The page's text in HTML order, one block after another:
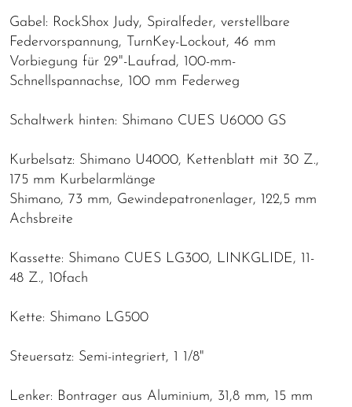
Gabel: RockShox Judy, Spiralfeder, verstellbare
Federvorspannung, TurnKey-Lockout, 46 mm
Vorbiegung für 29"-Laufrad, 100-mm-
Schnellspannachse, 100 mm Federweg
Schaltwerk hinten: Shimano CUES U6000 GS
Kurbelsatz: Shimano U4000, Kettenblatt mit 30 Z.,
175 mm Kurbelarmlänge
Shimano, 73 mm, Gewindepatronenlager, 122,5 mm
Achsbreite
Kassette: Shimano CUES LG300, LINKGLIDE, 11-
48 Z., 10fach
Kette: Shimano LG500
Steuersatz: Semi-integriert, 1 1/8"
Lenker: Bontrager aus Aluminium, 31,8 mm, 15 mm